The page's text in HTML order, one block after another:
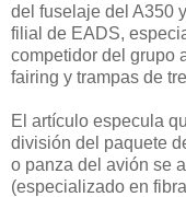
del fuselaje del A350
filial de EADS,
competidor del grupo
fairing y trampas de
El artículo especula
división del paquete
o panza del avión se
(especializado en